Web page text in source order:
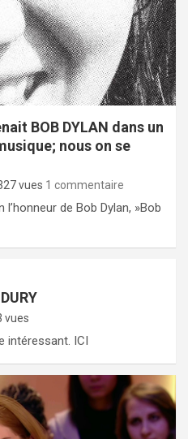
BOB DYLAN dans un
nous on se
vues 1 commentaire
de Bob Dylan, »Bob
vues
intéressant. ICI